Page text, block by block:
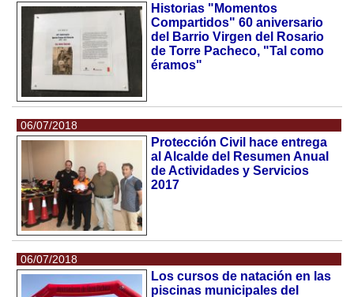
Historias "Momentos
Compartidos" 60 aniversario
del Barrio Virgen del Rosario
de Torre Pacheco, "Tal como
éramos"
06/07/2018
Protección Civil hace entrega
al Alcalde del Resumen Anual
de Actividades y Servicios
2017
06/07/2018
Los cursos de natación en las
piscinas municipales del